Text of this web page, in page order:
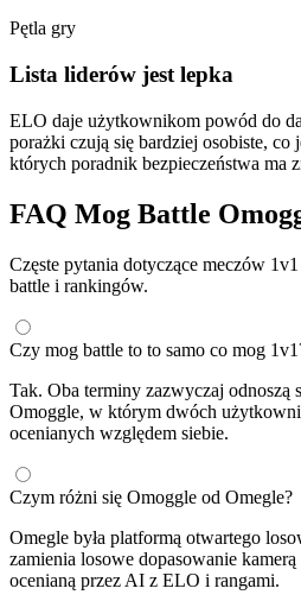
Pętla gry
Lista liderów jest lepka
ELO daje użytkownikom powód do
porażki czują się bardziej osobiste, co
których poradnik bezpieczeństwa ma
FAQ Mog Battle
Częste pytania dotyczące meczów
battle i rankingów.
Czy mog battle to to samo co mog
Tak. Oba terminy zazwyczaj odnoszą
Omoggle, w którym dwóch
ocenianych względem siebie.
Czym różni się Omoggle od Omegle?
Omegle była platformą otwartego
zamienia losowe dopasowanie
ocenianą przez AI z ELO i rangami.